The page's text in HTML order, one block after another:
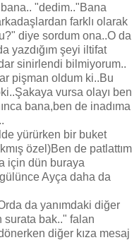
"dedim.."Bana
farklı olarak
diye sordum ona..O da
yazdığım şeyi iltifat
sinirlendi bilmiyorum..
pişman oldum ki..Bu
vursa olayı ben
bana,ben de inadıma
yürürken bir buket
özel)Ben de patlattım
için dün buraya
Ayça daha da
da yanımdaki diğer
surata bak.." falan
diğer kıza mesaj